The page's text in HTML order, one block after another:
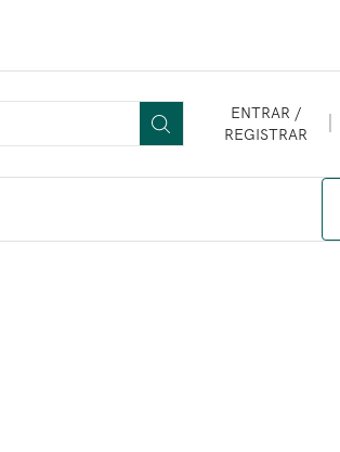
ENTRAR /
REGISTRAR